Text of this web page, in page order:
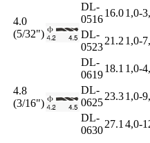
4.0
(5/32")
DL-
0516
16.01,0-
DL-
0523
21.2 1,0-
4.8
(3/16")
DL-
0619
18.1 1,0-
DL-
0625
23.31,0-
DL-
0630
27.1 4,0-